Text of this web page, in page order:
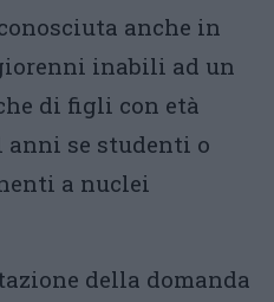
anche in
inabili ad un
di figli con età
anni se studenti o
a nuclei
della domanda